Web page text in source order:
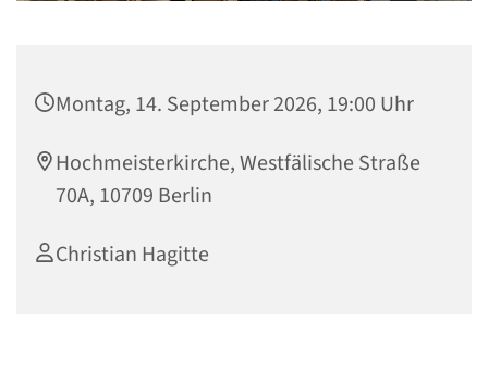
Montag, 14. September 2026, 19:00 Uhr
Hochmeisterkirche, Westfälische Straße
70A, 10709 Berlin
Christian Hagitte